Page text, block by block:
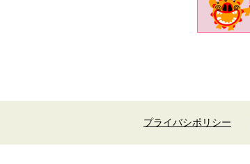
プライバシポリシー